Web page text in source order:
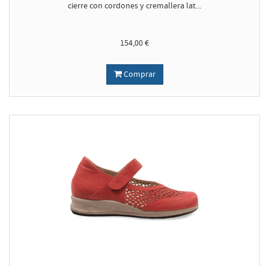
cierre con cordones y cremallera lat...
154,00 €
Comprar